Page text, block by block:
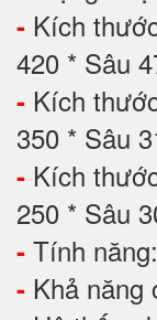
- Kích
420 * Sâu
- Kích
350 * Sâu
- Kích
250 * Sâu
- Tính
- Khả năng